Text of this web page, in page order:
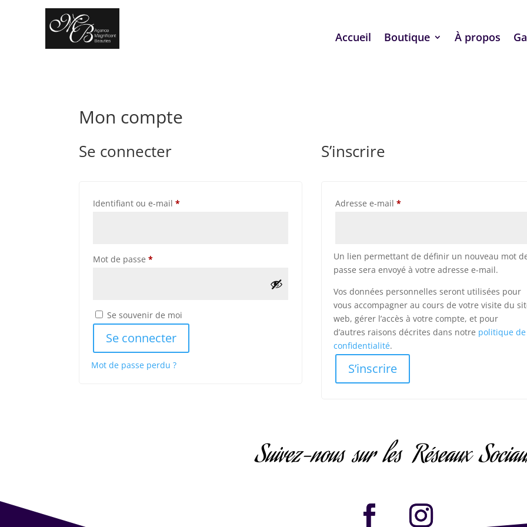
Accueil Boutique À propos
Mon compte
Se connecter
Identifiant ou e-mail*Obligatoire
Mot de passe*Obligatoire
Se souvenir de moi
Se connecter
Mot de passe perdu ?
S’inscrire
Adresse e-mail*Obligatoire
Un lien permettant de définir un nouveau mot
passe sera envoyé à votre adresse e-mail.
Vos données personnelles seront utilisées pour
vous accompagner au cours de votre visite du
web, gérer l’accès à votre compte, et pour
d’autres raisons décrites dans notre politique de
confidentialité.
S’inscrire
Suivez-nous sur les Réseaux